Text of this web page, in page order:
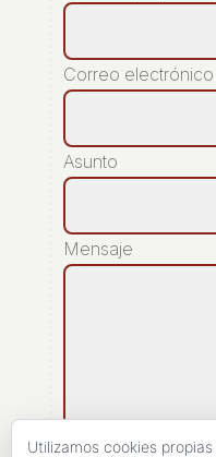
Correo
Asunto
Mensaje
Utilizamos cookies